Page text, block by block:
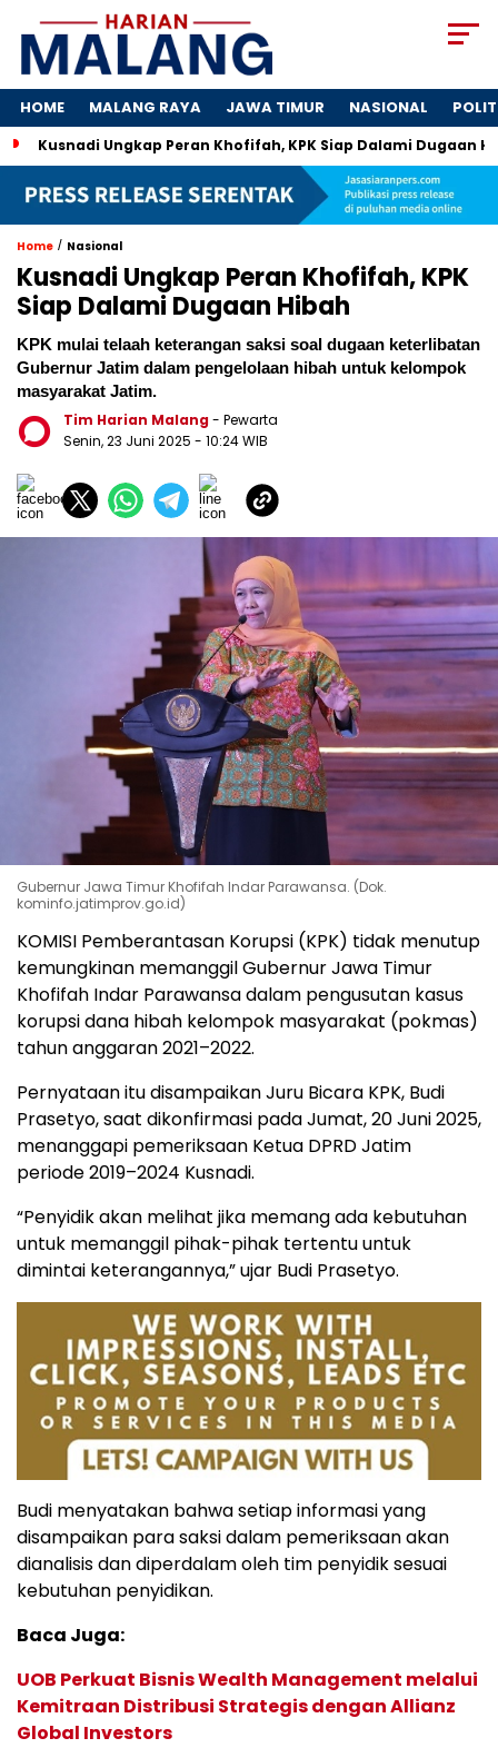
HOME MALANG RAYA JAWA TIMUR NASIONAL
Kusnadi Ungkap Peran Khofifah, KPK Siap Dalami Dugaan
Home / Nasional
Kusnadi Ungkap Peran Khofifah, KPK
Siap Dalami Dugaan Hibah
KPK mulai telaah keterangan saksi soal dugaan keterlibatan
Gubernur Jatim dalam pengelolaan hibah untuk kelompok
masyarakat Jatim.
Tim Harian Malang- Pewarta
Senin, 23 Juni 2025 - 10:24 WIB
Gubernur Jawa Timur Khofifah Indar Parawansa. (Dok.
kominfo.jatimprov.go.id)
KOMISI Pemberantasan Korupsi (KPK) tidak menutup
kemungkinan memanggil Gubernur Jawa Timur
Khofifah Indar Parawansa dalam pengusutan kasus
korupsi dana hibah kelompok masyarakat (pokmas)
tahun anggaran 2021–2022.
Pernyataan itu disampaikan Juru Bicara KPK, Budi
Prasetyo, saat dikonfirmasi pada Jumat, 20 Juni 2025,
menanggapi pemeriksaan Ketua DPRD Jatim
periode 2019–2024 Kusnadi.
“Penyidik akan melihat jika memang ada kebutuhan
untuk memanggil pihak-pihak tertentu untuk
dimintai keterangannya,” ujar Budi Prasetyo.
Budi menyatakan bahwa setiap informasi yang
disampaikan para saksi dalam pemeriksaan akan
dianalisis dan diperdalam oleh tim penyidik sesuai
kebutuhan penyidikan.
Baca Juga:
UOB Perkuat Bisnis Wealth Management melalui
Kemitraan Distribusi Strategis dengan Allianz
Global Investors